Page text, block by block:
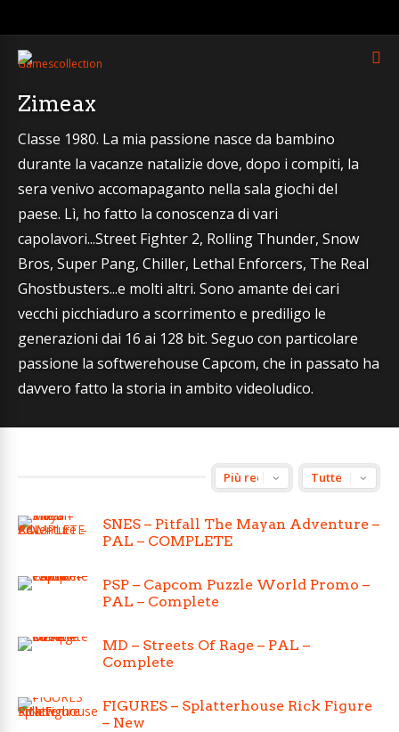
Zimeax
Classe 1980. La mia passione nasce da bambino
durante la vacanze natalizie dove, dopo i compiti, la
sera venivo accomapaganto nella sala giochi del
paese. Lì, ho fatto la conoscenza di vari
capolavori...Street Fighter 2, Rolling Thunder, Snow
Bros, Super Pang, Chiller, Lethal Enforcers, The Real
Ghostbusters...e molti altri. Sono amante dei cari
vecchi picchiaduro a scorrimento e prediligo le
generazioni dai 16 ai 128 bit. Seguo con particolare
passione la softwerehouse Capcom, che in passato ha
davvero fatto la storia in ambito videoludico.
SNES – Pitfall The Mayan Adventure –
PAL – COMPLETE
PSP – Capcom Puzzle World Promo –
PAL – Complete
MD – Streets Of Rage – PAL –
Complete
FIGURES – Splatterhouse Rick Figure
– New